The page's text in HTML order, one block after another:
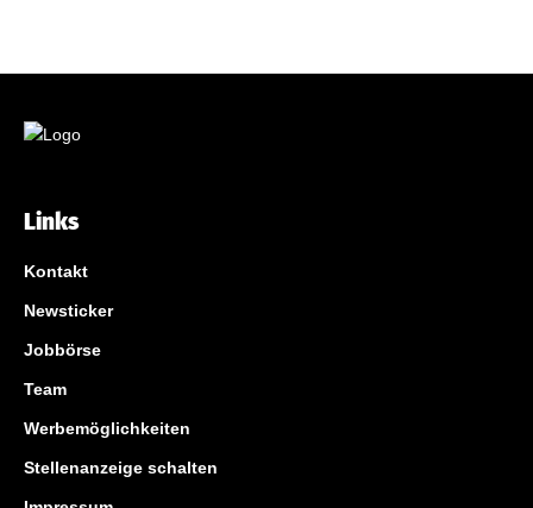
Links
Kontakt
Newsticker
Jobbörse
Team
Werbemöglichkeiten
Stellenanzeige schalten